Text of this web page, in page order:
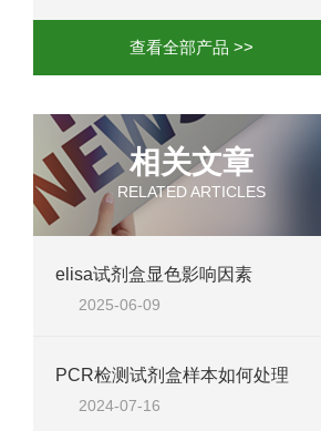
人髓系细胞触发
查看全部产品 >>
相关文章
RELATED ARTICLES
elisa试剂盒显色影响因素
2025-06-09
PCR检测试剂盒样本如何处理
2024-07-16